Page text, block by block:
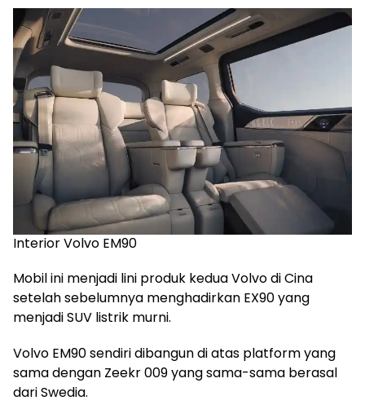
Interior Volvo EM90
Mobil ini menjadi lini produk kedua Volvo di Cina
setelah sebelumnya menghadirkan EX90 yang
menjadi SUV listrik murni.
Volvo EM90 sendiri dibangun di atas platform yang
sama dengan Zeekr 009 yang sama-sama berasal
dari Swedia.